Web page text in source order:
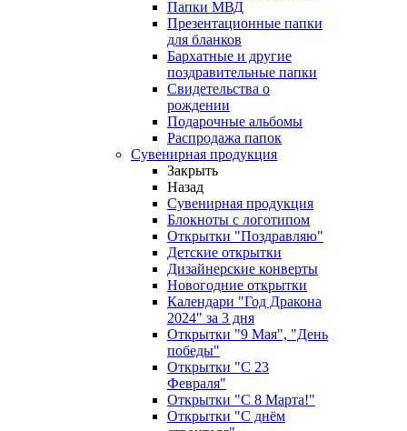
Папки МВД
Презентационные папки
для бланков
Бархатные и другие
поздравительные папки
Свидетельства о
рождении
Подарочные альбомы
Распродажа папок
Сувенирная продукция
Закрыть
Назад
Сувенирная продукция
Блокноты с логотипом
Открытки "Поздравляю"
Детские открытки
Дизайнерские конверты
Новогодние открытки
Календари "Год Дракона
2024" за 3 дня
Открытки "9 Мая", "День
победы"
Открытки "С 23
Февраля"
Открытки "С 8 Марта!"
Открытки "С днём